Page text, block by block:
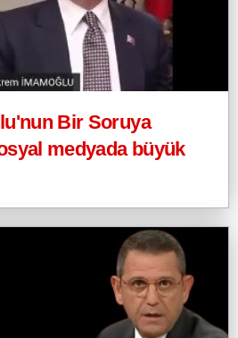
Bir Soruya
medyada büyük